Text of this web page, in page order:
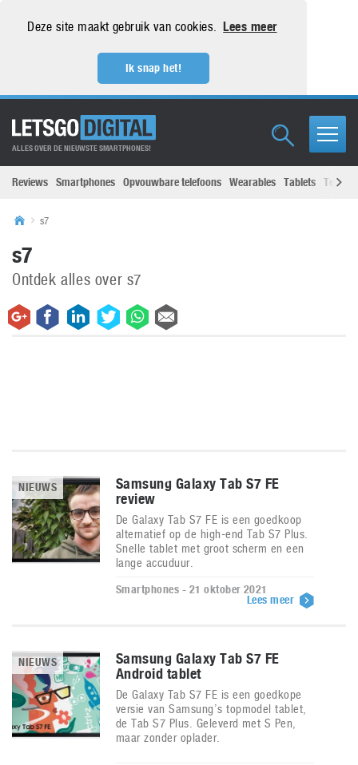
Deze site maakt gebruik van cookies. Lees meer
Ik snap het!
ALLES OVER DE NIEUWSTE SMARTPHONES!
Reviews Smartphones Opvouwbare telefoons Wearables Tablets
s7
s7
Ontdek alles over s7
NIEUWS
Samsung Galaxy Tab S7 FE
review
De Galaxy Tab S7 FE is een goedkoop
alternatief op de high-end Tab S7 Plus.
Snelle tablet met groot scherm en een
lange accuduur.
Smartphones - 21 oktober 2021
Lees meer
NIEUWS
Samsung Galaxy Tab S7 FE
Android tablet
De Galaxy Tab S7 FE is een goedkope
versie van Samsung’s topmodel tablet,
de Tab S7 Plus. Geleverd met S Pen,
maar zonder oplader.